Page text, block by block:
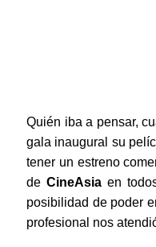
Quién iba a pensar,
gala inaugural su
tener un estreno
deCineAsia en
posibilidad de poder
profesional nos